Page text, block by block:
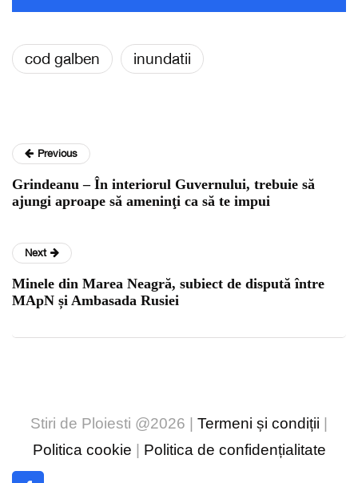
cod galben inundatii
Previous
Grindeanu – În interiorul Guvernului, trebuie să
ajungi aproape să ameninţi ca să te impui
Next
Minele din Marea Neagră, subiect de dispută între
MApN și Ambasada Rusiei
Stiri de Ploiesti @2026 | Termeni și condiții |
Politica cookie | Politica de confidențialitate